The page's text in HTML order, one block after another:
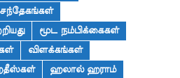
மூட நம்பிக்கைகள்
விளக்கங்கள்
ஹலால் ஹராம்